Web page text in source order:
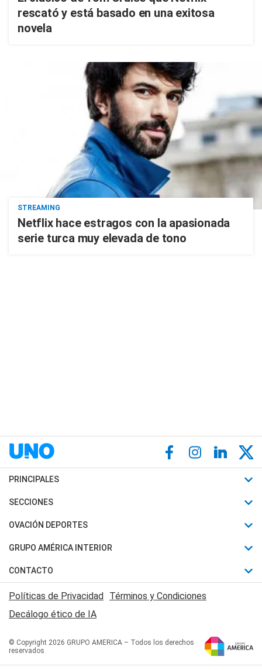
rescató y está basado en una exitosa
novela
STREAMING
Netflix hace estragos con la apasionada
serie turca muy elevada de tono
PRINCIPALES
Últimas Noticias
Política
Judiciales
Economia
SECCIONES
Horóscopo
Motores
Trucos caseros
Series y Películas
Edictos y Solicitadas
OVACIÓN DEPORTES
Fútbol
Mundial
Automovilismo
Rugby
Básquet
GRUPO AMÉRICA INTERIOR
Canal 7 en Vivo
San Juan 8
CONTACTO
Acerca de Nosotros
Contactanos
Políticas de Privacidad Términos y Condiciones
Decálogo ético de IA
© Copyright 2026 GRUPO AMERICA – Todos los derechos
reservados